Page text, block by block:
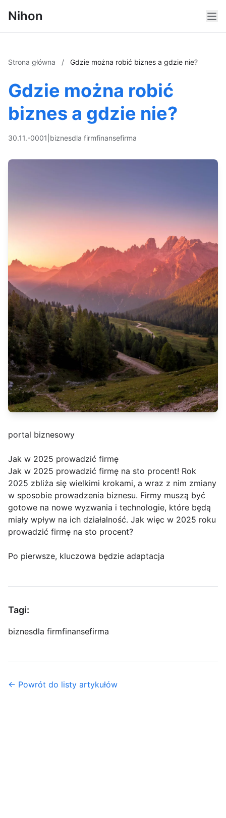
Nihon
Strona główna / Gdzie można robić biznes a gdzie nie?
Gdzie można robić
biznes a gdzie nie?
30.11.-0001 biznesdla firmfinansefirma
portal biznesowy
Jak w 2025 prowadzić firmę
Jak w 2025 prowadzić firmę na sto procent! Rok
2025 zbliża się wielkimi krokami, a wraz z nim zmiany
w sposobie prowadzenia biznesu. Firmy muszą być
gotowe na nowe wyzwania i technologie, które będą
miały wpływ na ich działalność. Jak więc w 2025 roku
prowadzić firmę na sto procent?
Po pierwsze, kluczowa będzie adaptacja
Tagi:
biznesdla firmfinansefirma
← Powrót do listy artykułów